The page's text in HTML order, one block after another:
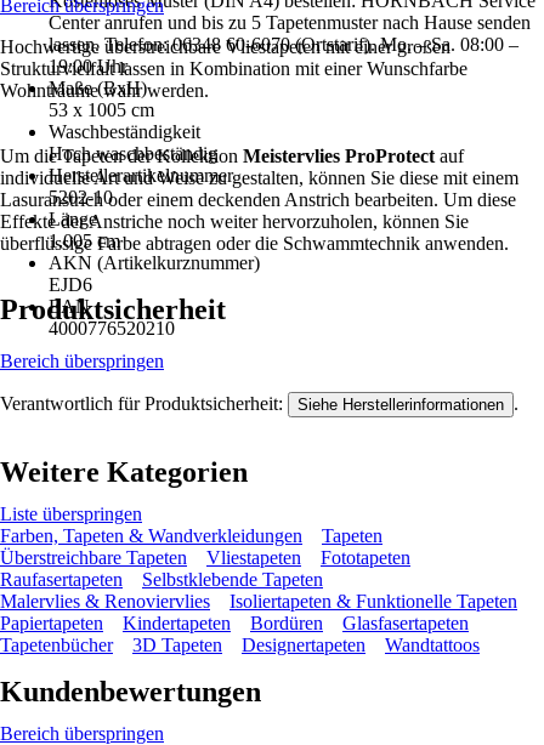
Center anrufen und bis zu 5 Tapetenmuster nach Hause senden
lassen. Telefon: 06348 60-6070 (Ortstarif). Mo. – Sa. 08:00 –
19:00 Uhr
Maße (BxH)
53 x 1005 cm
Waschbeständigkeit
Hoch waschbeständig
Herstellerartikelnummer
5202-10
Länge
1.005 cm
AKN (Artikelkurznummer)
EJD6
EAN
4000776520210
Bereich überspringen
Hochwertige überstreichbare Vliestapeten mit einer großen
Strukturvielfalt lassen in Kombination mit einer Wunschfarbe
Wohnträume wahr werden.
Um die Tapeten der Kollektion Meistervlies ProProtect auf
individuelle Art und Weise zu gestalten, können Sie diese mit einem
Lasuranstrich oder einem deckenden Anstrich bearbeiten. Um diese
Effekte der Anstriche noch weiter hervorzuholen, können Sie
überflüssige Farbe abtragen oder die Schwammtechnik anwenden.
Produktsicherheit
Bereich überspringen
Verantwortlich für Produktsicherheit: Siehe Herstellerinformationen .
Weitere Kategorien
Liste überspringen
Farben, Tapeten & Wandverkleidungen
Tapeten
Überstreichbare Tapeten
Vliestapeten
Fototapeten
Raufasertapeten
Selbstklebende Tapeten
Malervlies & Renoviervlies
Isoliertapeten & Funktionelle Tapeten
Papiertapeten
Kindertapeten Bordüren
Glasfasertapeten
Tapetenbücher
3D Tapeten Designertapeten Wandtattoos
Kundenbewertungen
Bereich überspringen